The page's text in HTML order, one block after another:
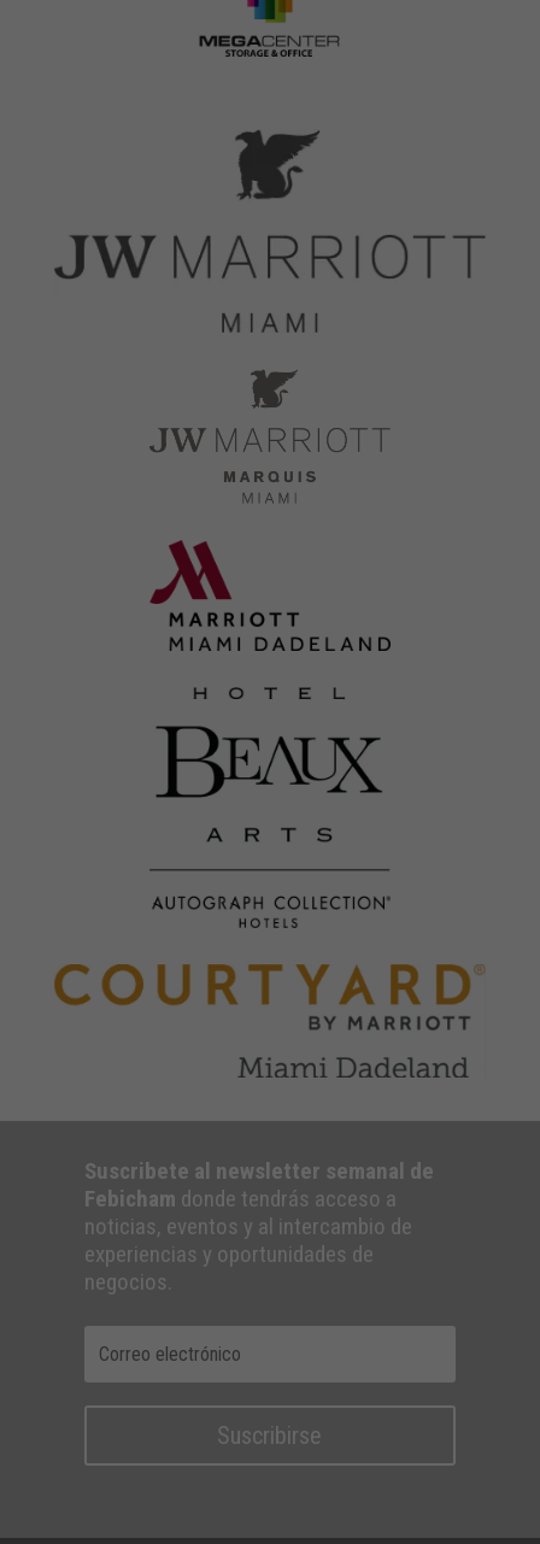
Suscribete al newsletter semanal de
Febicham donde tendrás acceso a
noticias, eventos y al intercambio de
experiencias y oportunidades de
negocios.
Suscribirse